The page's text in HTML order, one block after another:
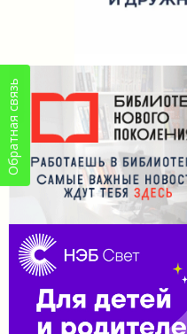
Обратная связь